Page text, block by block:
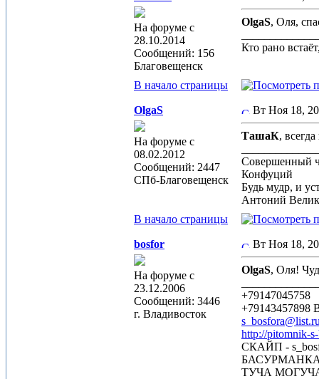
На форуме с
28.10.2014
Сообщений: 156
Благовещенск
OlgaS, Оля,
Кто рано
В начало страницы
OlgaS
На форуме с
08.02.2012
Сообщений: 2447
СПб-Благовещенск
Вт Ноя 18,
ТашаК,
Совершенный
Конфуций
Будь мудр, и
Антоний
В начало страницы
bosfor
На форуме с
23.12.2006
Сообщений: 3446
г. Владивосток
Вт Ноя 18,
OlgaS, Оля!
+79147045758
http://pitomnik-
СКАЙП -
ТУЧА